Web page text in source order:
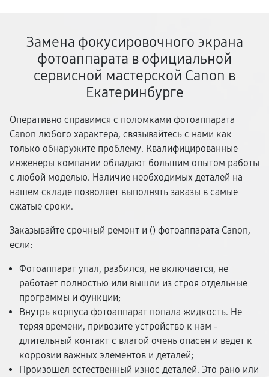
Замена фокусировочного экрана
фотоаппарата в официальной
сервисной мастерской Canon в
Екатеринбурге
Оперативно справимся с поломками фотоаппарата
Canon любого характера, связывайтесь с нами как
только обнаружите проблему. Квалифицированные
инженеры компании обладают большим опытом работы
с любой моделью. Наличие необходимых деталей на
нашем складе позволяет выполнять заказы в самые
сжатые сроки.
Заказывайте срочный ремонт и () фотоаппарата Canon,
если:
Фотоаппарат упал, разбился, не включается, не
работает полностью или вышли из строя отдельные
программы и функции;
Внутрь корпуса фотоаппарат попала жидкость. Не
теряя времени, привозите устройство к нам -
длительный контакт с влагой очень опасен и ведет к
коррозии важных элементов и деталей;
Произошел естественный износ деталей. Это рано или